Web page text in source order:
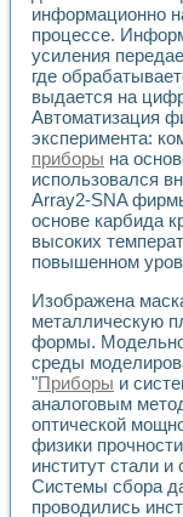
Опыт
Стенд
информационно
процессе.
усиления
где
выдается на
Автоматизация
эксперимента:
приборы на
использовался
Array2-SNA
основе карбида
высоких
повышенном
Изображена
металлическую
формы.
среды
"Приборы и
аналоговым
оптической
физики
институт стали и
Системы сбора
проводились